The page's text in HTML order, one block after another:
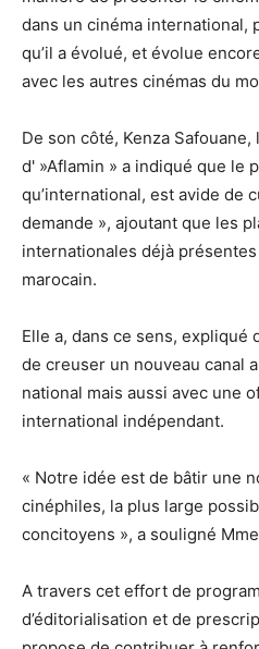
dans un cinéma international,
qu’il a évolué, et évolue
avec les autres cinémas du
De son côté, Kenza
d' »Aflamin » a indiqué que le
qu’international, est avide de
demande », ajoutant que les
internationales déjà
marocain.
Elle a, dans ce sens, expliqué
de creuser un nouveau canal
national mais aussi avec une
international indépendant.
« Notre idée est de bâtir une
cinéphiles, la plus large
concitoyens », a souligné
A travers cet effort de
d’éditorialisation et de